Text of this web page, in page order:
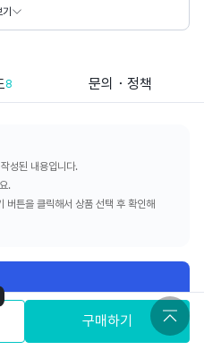
8 문의・정책
성된 내용입니다.
.
버튼을 클릭해서 상품 선택 후 확인해
구매하기